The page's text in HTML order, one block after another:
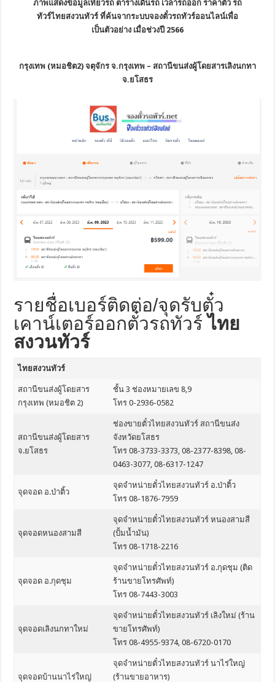
ภาพแสดงข้อมูลเที่ยวรถ ตารางเดินรถ เวลารถออก ราคาตั๋ว รถ
ทัวร์ไทยสงวนทัวร์ ที่ค้นจากระบบจองตั๋วรถทัวร์ออนไลน์เพื่อ
เป็นตัวอย่าง เมื่อช่วงปี 2566
กรุงเทพ (หมอชิต2) จตุจักร จ.กรุงเทพ – สถานีขนส่งผู้โดยสารเลิงนกทา
จ.ยโสธร
รายชื่อเบอร์ติดต่อ/จุดรับตั๋ว
เคาน์เตอร์ออกตั๋วรถทัวร์ไทย
สงวนทัวร์
ไทยสงวนทัวร์
สถานีขนส่งผู้โดยสาร
กรุงเทพ (หมอชิต 2)
ชั้น 3 ช่องหมายเลข 8,9
โทร 0-2936-0582
สถานีขนส่งผู้โดยสาร
จ.ยโสธร
ช่องขายตั๋วไทยสงวนทัวร์ สถานีขนส่ง
จังหวัดยโสธร
โทร 08-3733-3373, 08-2377-8398, 08-
0463-3077, 08-6317-1247
จุดจอด อ.ป่าติ้ว
จุดจำหน่ายตั๋วไทยสงวนทัวร์ อ.ป่าติ้ว
โทร 08-1876-7959
จุดจอดหนองสามสี
จุดจำหน่ายตั๋วไทยสงวนทัวร์ หนองสามสี
(ปั้มน้ำมัน)
โทร 08-1718-2216
จุดจอด อ.กุดชุม
จุดจำหน่ายตั๋วไทยสงวนทัวร์ อ.กุดชุม (ติด
ร้านขายโทรศัพท์)
โทร 08-7443-3003
จุดจอดเลิงนกทาใหม่
จุดจำหน่ายตั๋วไทยสงวนทัวร์ เลิงใหม่ (ร้าน
ขายโทรศัพท์)
โทร 08-4955-9374, 08-6720-0170
จุดจอดบ้านนาไร่ใหญ่
จุดจำหน่ายตั๋วไทยสงวนทัวร์ นาไร่ใหญ่
(ร้านขายอาหาร)